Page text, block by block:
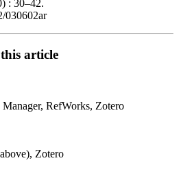
: 30–42.
030602ar
article
RefWorks, Zotero
Zotero